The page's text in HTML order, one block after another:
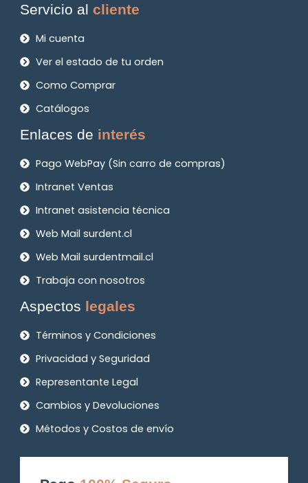
Servicio alcliente
Mi cuenta
Ver el estado de tu orden
Como Comprar
Catálogos
Enlaces de interés
Pago WebPay (Sin carro de compras)
Intranet Ventas
Intranet asistencia técnica
Web Mail surdent.cl
Web Mail surdentmail.cl
Trabaja con nosotros
Aspectos legales
Términos y Condiciones
Privacidad y Seguridad
Representante Legal
Cambios y Devoluciones
Métodos y Costos de envío